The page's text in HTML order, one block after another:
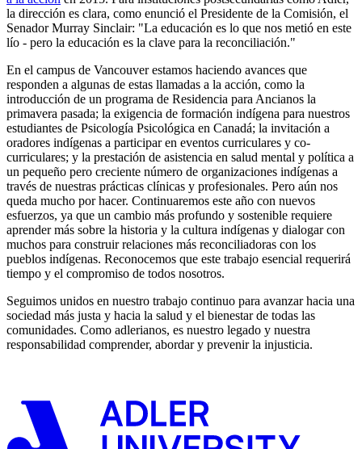
la dirección es clara, como enunció el Presidente de la Comisión, el
Senador Murray Sinclair: "La educación es lo que nos metió en este
lío - pero la educación es la clave para la reconciliación."
En el campus de Vancouver estamos haciendo avances que
responden a algunas de estas llamadas a la acción, como la
introducción de un programa de Residencia para Ancianos la
primavera pasada; la exigencia de formación indígena para nuestros
estudiantes de Psicología Psicológica en Canadá; la invitación a
oradores indígenas a participar en eventos curriculares y co-
curriculares; y la prestación de asistencia en salud mental y política a
un pequeño pero creciente número de organizaciones indígenas a
través de nuestras prácticas clínicas y profesionales. Pero aún nos
queda mucho por hacer. Continuaremos este año con nuevos
esfuerzos, ya que un cambio más profundo y sostenible requiere
aprender más sobre la historia y la cultura indígenas y dialogar con
muchos para construir relaciones más reconciliadoras con los
pueblos indígenas. Reconocemos que este trabajo esencial requerirá
tiempo y el compromiso de todos nosotros.
Seguimos unidos en nuestro trabajo continuo para avanzar hacia una
sociedad más justa y hacia la salud y el bienestar de todas las
comunidades. Como adlerianos, es nuestro legado y nuestra
responsabilidad comprender, abordar y prevenir la injusticia.